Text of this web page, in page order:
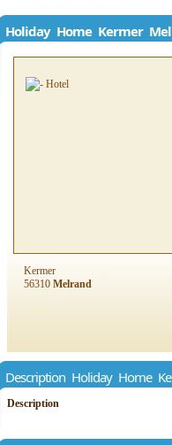
Holiday Home Kermer
Kermer
56310 Melrand
Description Holiday Home
Description